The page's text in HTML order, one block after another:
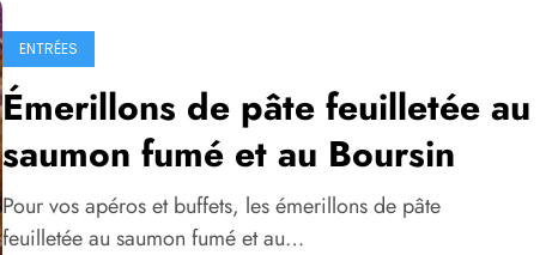
ENTRÉES
Émerillons de pâte feuilletée au
saumon fumé et au Boursin
Pour vos apéros et buffets, les émerillons de pâte
feuilletée au saumon fumé et au…